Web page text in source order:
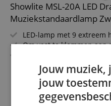
Showlite MSL-20A LED
Muziekstandaardlamp
LED-lamp met 9 extreem
Om vast te klemmen
Ook als vloerlamp te
Flexibele zwaannek
lichtbundel mogelijk
Voeding via Li-ion accu,
meer laten zien
Jouw muziek,
jouw